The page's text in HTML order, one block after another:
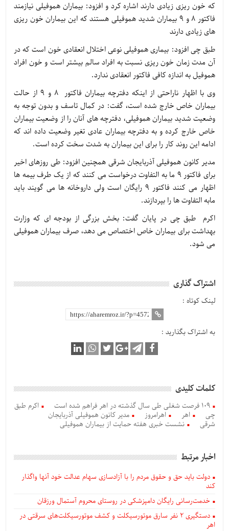
که خون ریزی زیادی دارند اشاره کرد و افزود: بیماران هموفیلی نیازمند
فاکتور ۸ و ۹ بیماران شدید هموفیلی هستند که این بیماران خون ریزی
های زیادی دارند
طبق چی افزود: بیماری هموفیلی نوعی اختلال انعقادی خون است که در
آن مدت زمان خون ریزی نسبت به افراد سالم بیشتر است و خون افراد
هموفیل به اندازه کافی فاکتور انعقادی ندارد.
وی با اظهار ناراحتی از اینکه دفترچه بیماران فاکتور ۸ و ۹ از حالت
بیماران خاص خارج شده است، گفت: در کمال تاسف و بدون توجه به
وضعیت شدید بیماران هموفیلی، دفترچه های آنان را از وضعیت بیماران
خاص خارج کرده و به دفترچه بیماران عادی تغیر وضعیت داده اند که
ادامه این روند کار را برای این بیماران به شدت سخت کرده است.
مدیر کانون هموفیلی آذربایجان شرقی همچنین افزود: طی روزهای اخیر
برای فاکتور ۹ ما به التفاوت درخواست می کنند که از یک طرف بیمه ها
اظهار می کنند فاکتور ۹ رایگان است ولی داروخانه ها می گویند باید
مابه التفاوت ها را بپردازند.
اکرم طبق چی در پایان گفت: بخش بزرگی از بودجه ای که وزارت
بهداشت برای بیماران خاص اختصاص می دهد، صرف بیماران هموفیلی
می شود.
اشتراک گذاری
لینک کوتاه :
به اشتراک بگذارید :
کلمات کلیدی
۱۰۹ فرصت شغلی طی سال گذشته در اهر فراهم شده است
اکرم طبق
چی
اهر اهرامروز
مدیر کانون هموفیلی آذربایجان
شرقی
نشست خبری هفته حمایت از بیماران هموفیلی
اخبار مرتبط
دولت باید حق و حقوق مردم را با آزادسازی سهام عدالت خود آنها واگذار
کند
خدمت‌رسانی رایگان دامپزشکی در روستای محروم آستمال ورزقان
دستگيری ۲ نفر سارق موتورسیکلت و کشف موتورسیکلت‌های سرقتی در
اهر